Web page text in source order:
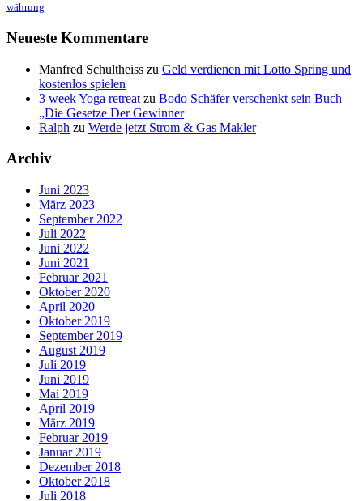
währung
Neueste Kommentare
Manfred Schultheiss zu Geld verdienen mit Lotto Spring und
kostenlos spielen
3 week Yoga retreat zu Bodo Schäfer verschenkt sein Buch
„Die Gesetze Der Gewinner
Ralph zu Werde jetzt Strom & Gas Makler
Archiv
Juni 2023
März 2023
September 2022
Juli 2022
Juni 2022
Juni 2021
Februar 2021
Oktober 2020
April 2020
Oktober 2019
September 2019
August 2019
Juli 2019
Juni 2019
Mai 2019
April 2019
März 2019
Februar 2019
Januar 2019
Dezember 2018
Oktober 2018
Juli 2018